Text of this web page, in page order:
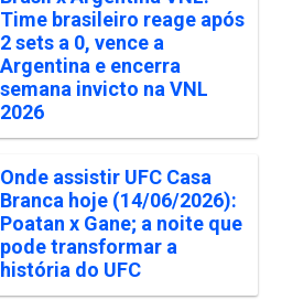
Time brasileiro reage após
2 sets a 0, vence a
Argentina e encerra
semana invicto na VNL
2026
Onde assistir UFC Casa
Branca hoje (14/06/2026):
Poatan x Gane; a noite que
pode transformar a
história do UFC